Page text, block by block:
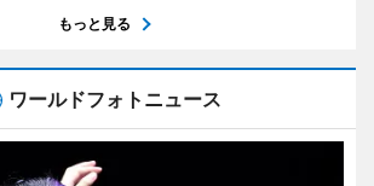
もっと見る
ワールドフォトニュース